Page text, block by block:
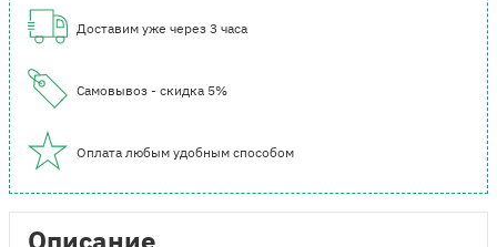
Доставим уже через 3 часа
Самовывоз - скидка 5%
Оплата любым удобным способом